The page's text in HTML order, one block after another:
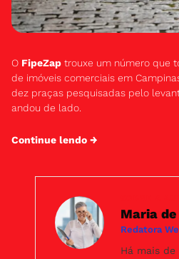
O FipeZap trouxe um número que
de imóveis comerciais em
dez praças pesquisadas pelo
andou de lado.
Continue lendo →
Maria
Redatora
Há mais